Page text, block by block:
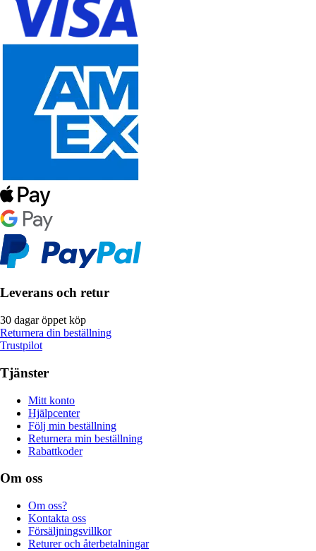
Leverans och retur
30 dagar öppet köp
Returnera din beställning
Trustpilot
Tjänster
Mitt konto
Hjälpcenter
Följ min beställning
Returnera min beställning
Rabattkoder
Om oss
Om oss?
Kontakta oss
Försäljningsvillkor
Returer och återbetalningar